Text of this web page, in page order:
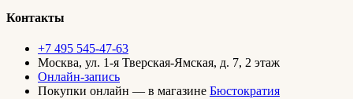
Контакты
+7 495 545-47-63
Москва, ул. 1-я Тверская-Ямская, д. 7, 2 этаж
Онлайн-запись
Покупки онлайн — в магазине Бюстократия